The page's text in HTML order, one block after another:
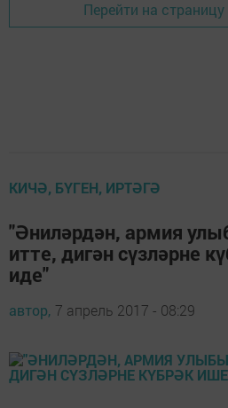
Перейти на
КИЧӘ, БҮГЕН, ИРТӘГӘ
"Әниләрдән, армия
итте, дигән сүзләрне
иде"
автор, 7 апрель 2017 - 08:29